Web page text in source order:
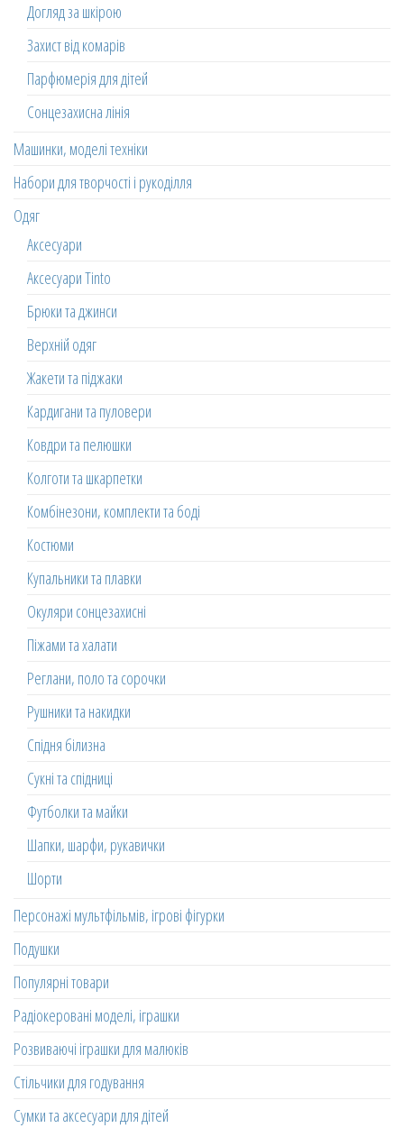
Догляд за шкірою
Захист від комарів
Парфюмерія для дітей
Сонцезахисна лінія
Машинки, моделі техніки
Набори для творчості і рукоділля
Одяг
Аксесуари
Аксесуари Tinto
Брюки та джинси
Верхній одяг
Жакети та піджаки
Кардигани та пуловери
Ковдри та пелюшки
Колготи та шкарпетки
Комбінезони, комплекти та боді
Костюми
Купальники та плавки
Окуляри сонцезахисні
Піжами та халати
Реглани, поло та сорочки
Рушники та накидки
Спідня білизна
Сукні та спідниці
Футболки та майки
Шапки, шарфи, рукавички
Шорти
Персонажі мультфільмів, ігрові фігурки
Подушки
Популярні товари
Радіокеровані моделі, іграшки
Розвиваючі іграшки для малюків
Стільчики для годування
Сумки та аксесуари для дітей